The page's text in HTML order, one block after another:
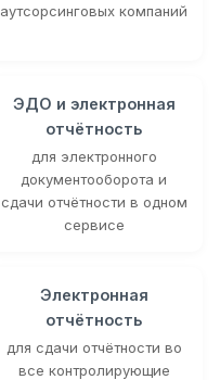
аутсорсинговых компаний
ЭДО и электронная
отчётность
для электронного
документооборота и
сдачи отчётности в одном
сервисе
Электронная
отчётность
для сдачи отчётности во
все контролирующие